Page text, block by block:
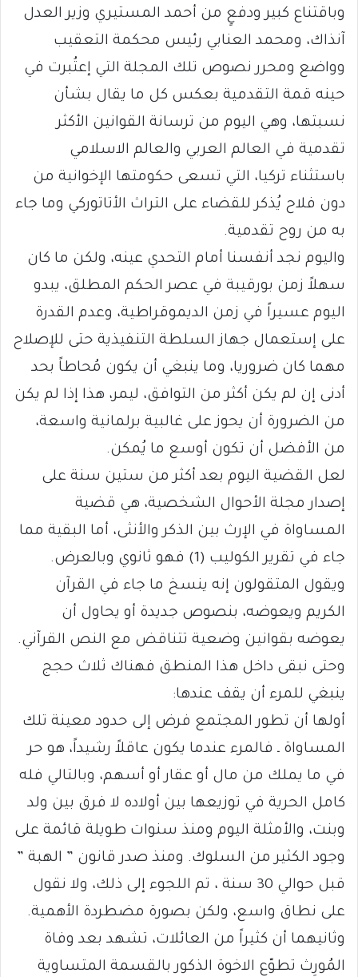
وباقتناع كبير ودفعٍ من أحمد المستيري وزير العدل
آنذاك، ومحمد العنابي رئيس محكمة التعقيب
وواضع ومحرر نصوص تلك المجلة التي إعتُبرت في
حينه قمة التقدمية بعكس كل ما يقال بشأن
نسبتها، وهي اليوم من ترسانة القوانين الأكثر
تقدمية في العالم العربي والعالم الاسلامي
باستثناء تركيا، التي تسعى حكومتها الإخوانية من
دون فلاح يُذكر للقضاء على التراث الأتاتوركي وما جاء
به من روح تقدمية.
واليوم نجد أنفسنا أمام التحدي عينه، ولكن ما كان
سهلاً زمن بورقيبة في عصر الحكم المطلق، يبدو
اليوم عسيراً في زمن الديموقراطية، وعدم القدرة
على إستعمال جهاز السلطة التنفيذية حتى للإصلاح
مهما كان ضروريا، وما ينبغي أن يكون مُحاطاً بحد
أدنى إن لم يكن أكثر من التوافق، ليمر، هذا إذا لم يكن
من الضرورة أن يحوز على غالبية برلمانية واسعة،
من الأفضل أن تكون أوسع ما يُمكن.
لعل القضية اليوم بعد أكثر من ستين سنة على
إصدار مجلة الأحوال الشخصية، هي قضية
المساواة في الإرث بين الذكر والأنثى، أما البقية مما
جاء في تقرير الكوليب (1) فهو ثانوي وبالعرض.
ويقول المتقولون إنه ينسخ ما جاء في القرآن
الكريم ويعوضه، بنصوص جديدة أو يحاول أن
يعوضه بقوانين وضعية تتناقض مع النص القرآني.
وحتى نبقى داخل هذا المنطق فهناك ثلاث حجج
ينبغي للمرء أن يقف عندها:
أولها أن تطور المجتمع فرض إلى حدود معينة تلك
المساواة ـ فالمرء عندما يكون عاقلاً رشيداً، هو حر
في ما يملك من مال أو عقار أو أسهم، وبالتالي فله
كامل الحرية في توزيعها بين أولاده لا فرق بين ولد
وبنت، والأمثلة اليوم ومنذ سنوات طويلة قائمة على
وجود الكثير من السلوك. ومنذ صدر قانون ” الهبة ”
قبل حوالي 30 سنة ، تم اللجوء إلى ذلك، ولا نقول
على نطاق واسع، ولكن بصورة مضطردة الأهمية.
وثانيهما أن كثيراً من العائلات، تشهد بعد وفاة
المُورِث تطوّع الاخوة الذكور بالقسمة المتساوية